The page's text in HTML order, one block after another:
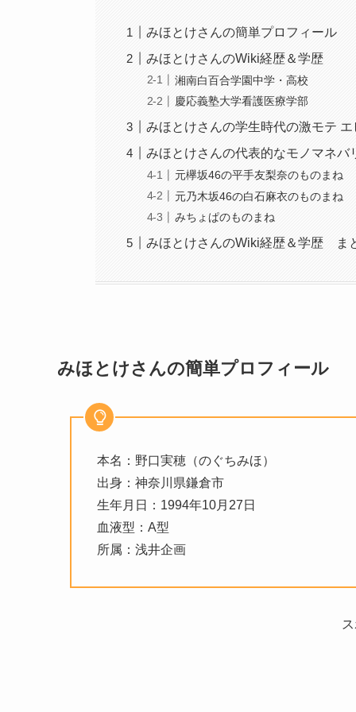
みほとけさんの簡単プロフィール
みほとけさんのWiki経歴＆学歴
湘南白百合学園中学・高校
慶応義塾大学看護医療学部
みほとけさんの学生時代の激モテ
みほとけさんの代表的なモノマネバ
元欅坂46の平手友梨奈のものまね
元乃木坂46の白石麻衣のものまね
みちょぱのものまね
みほとけさんのWiki経歴＆学歴 ま
みほとけさんの簡単プロフィール
本名：野口実穂（のぐちみほ）
出身：神奈川県鎌倉市
生年月日：1994年10月27日
血液型：A型
所属：浅井企画